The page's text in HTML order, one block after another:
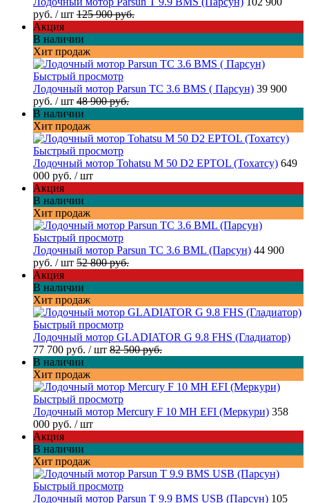
руб. / шт 125 900 руб.
Акция
В наличии
Хит продаж
Быстрый просмотр
Лодочный мотор Parsun TC 3.6 BMS ( Парсун) 39 900
руб. / шт 48 900 руб.
В наличии
Хит продаж
Быстрый просмотр
Лодочный мотор Tohatsu M 50 D2 EPTOL (Тохатсу) 649
000 руб. / шт
Акция
В наличии
Хит продаж
Быстрый просмотр
Лодочный мотор Parsun TC 3.6 BML (Парсун) 44 900
руб. / шт 52 800 руб.
Акция
В наличии
Хит продаж
Быстрый просмотр
Лодочный мотор GLADIATOR G 9.8 FHS (Гладиатор)
77 700 руб. / шт 82 500 руб.
В наличии
Хит продаж
Быстрый просмотр
Лодочный мотор Mercury F 10 MH EFI (Меркури) 358
000 руб. / шт
Акция
В наличии
Хит продаж
Быстрый просмотр
Лодочный мотор Parsun T 9.9 BMS USB (Парсун) 105